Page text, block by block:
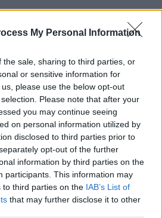
My Personal Information
the sale, sharing to third parties, or
or sensitive information for
please use the below opt-out
Please note that after your
you may continue seeing
on personal information utilized by
disclosed to third parties prior to
opt-out of the further
information by third parties on the
participants. This information may
to third parties on the IAB’s List of
that may further disclose it to other